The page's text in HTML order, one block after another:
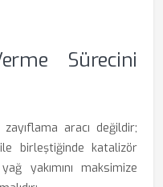
Sürecini
aracı değildir;
birleştiğinde katalizör
yakımını maksimize